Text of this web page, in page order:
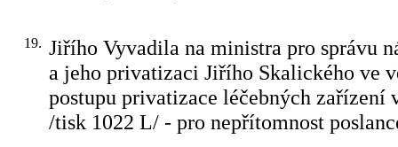
19. Jiřího Vyvadila na ministra pro správu
a jeho privatizaci Jiřího Skalického ve
postupu privatizace léčebných zařízení
/tisk 1022 L/ - pro nepřítomnost